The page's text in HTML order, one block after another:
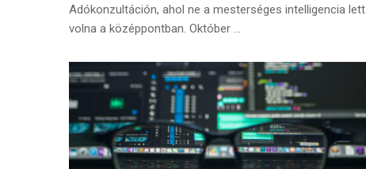
Adókonzultáción, ahol ne a mesterséges intelligencia lett
volna a középpontban. Október ...